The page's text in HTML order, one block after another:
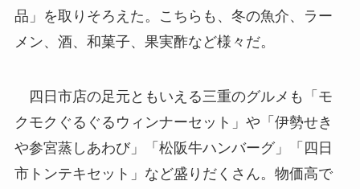
品」を取りそろえた。こちらも、冬の魚介、ラー
メン、酒、和菓子、果実酢など様々だ。
四日市店の足元ともいえる三重のグルメも「モ
クモクぐるぐるウィンナーセット」や「伊勢せき
や参宮蒸しあわび」「松阪牛ハンバーグ」「四日
市トンテキセット」など盛りだくさん。物価高で